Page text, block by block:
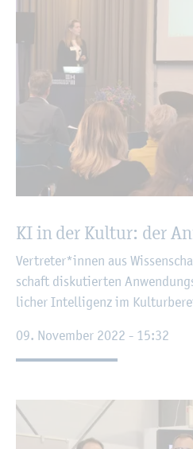
KI in der Kul­tur: der
Ver­tre­ter*innen aus
schaft dis­ku­tier­ten
li­cher In­tel­li­genz im
09. No­vem­ber 2022 - 15:32